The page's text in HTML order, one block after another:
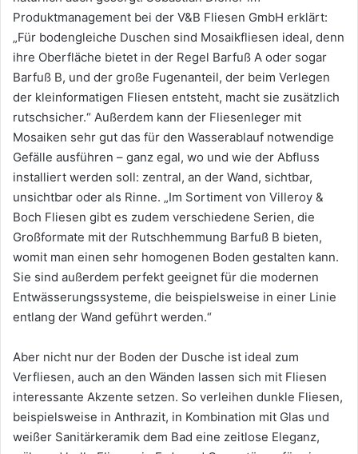
Produktmanagement bei der V&B Fliesen GmbH erklärt:
„Für bodengleiche Duschen sind Mosaikfliesen ideal, denn
ihre Oberfläche bietet in der Regel Barfuß A oder sogar
Barfuß B, und der große Fugenanteil, der beim Verlegen
der kleinformatigen Fliesen entsteht, macht sie zusätzlich
rutschsicher.“ Außerdem kann der Fliesenleger mit
Mosaiken sehr gut das für den Wasserablauf notwendige
Gefälle ausführen – ganz egal, wo und wie der Abfluss
installiert werden soll: zentral, an der Wand, sichtbar,
unsichtbar oder als Rinne. „Im Sortiment von Villeroy &
Boch Fliesen gibt es zudem verschiedene Serien, die
Großformate mit der Rutschhemmung Barfuß B bieten,
womit man einen sehr homogenen Boden gestalten kann.
Sie sind außerdem perfekt geeignet für die modernen
Entwässerungssysteme, die beispielsweise in einer Linie
entlang der Wand geführt werden.“
Aber nicht nur der Boden der Dusche ist ideal zum
Verfliesen, auch an den Wänden lassen sich mit Fliesen
interessante Akzente setzen. So verleihen dunkle Fliesen,
beispielsweise in Anthrazit, in Kombination mit Glas und
weißer Sanitärkeramik dem Bad eine zeitlose Eleganz,